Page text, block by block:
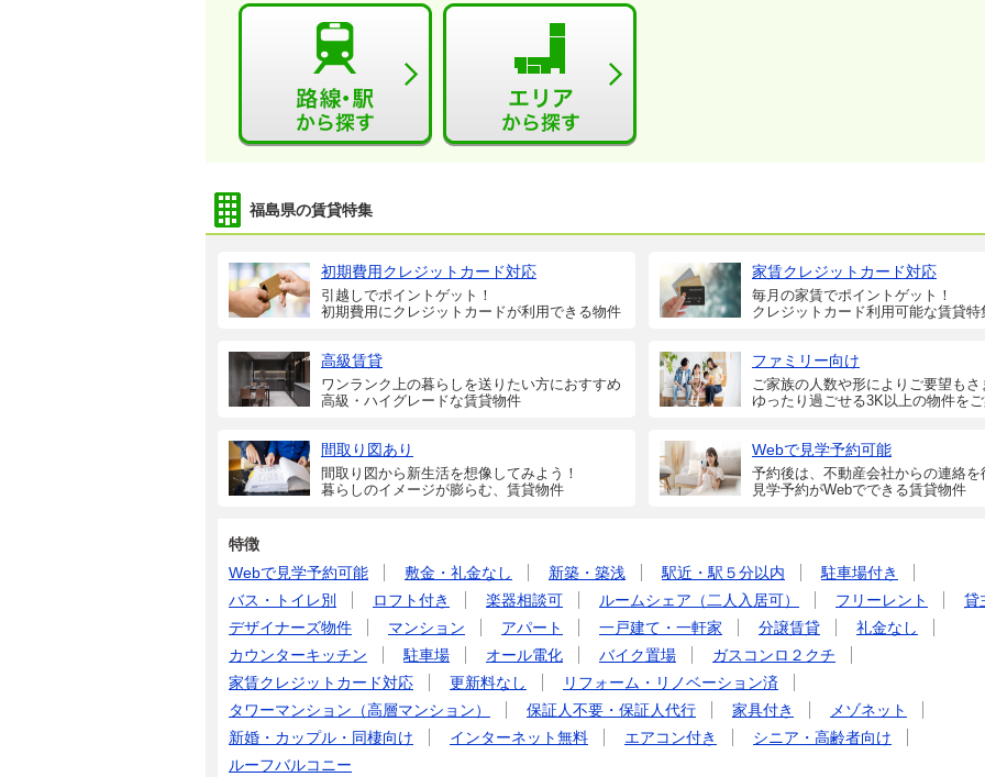
福島県の賃貸特集
初期費用クレジットカード対応
引越しでポイントゲット！
初期費用にクレジットカードが利用できる物件
家賃クレジットカード対応
毎月の家賃でポイントゲット！
クレジットカード利用可能な賃貸特
高級賃貸
ワンランク上の暮らしを送りたい方におすすめ
高級・ハイグレードな賃貸物件
ファミリー向け
ご家族の人数や形によりご要望もさ
ゆったり過ごせる3K以上の物件をご
間取り図あり
間取り図から新生活を想像してみよう！
暮らしのイメージが膨らむ、賃貸物件
Webで見学予約可能
予約後は、不動産会社からの連絡を
見学予約がWebでできる賃貸物件
特徴
Webで見学予約可能
敷金・礼金なし 新築・築浅 駅近・駅５分以内
駐車場付き
バス・トイレ別
ロフト付き 楽器相談可 ルームシェア（二人入居可） フリーレント
貸
デザイナーズ物件
マンション アパート 一戸建て・一軒家 分譲賃貸
礼金なし
カウンターキッチン
駐車場 オール電化 バイク置場
ガスコンロ２クチ
家賃クレジットカード対応
更新料なし
リフォーム・リノベーション済
タワーマンション（高層マンション）
保証人不要・保証人代行 家具付き
メゾネット
新婚・カップル・同棲向け
インターネット無料 エアコン付き
シニア・高齢者向け
ルーフバルコニー